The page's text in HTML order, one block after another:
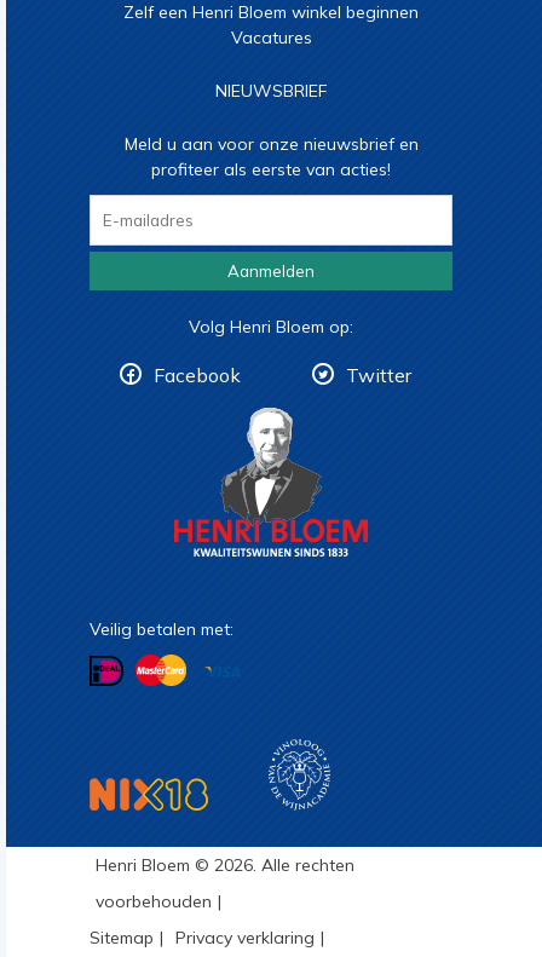
Zelf een Henri Bloem winkel beginnen
Vacatures
NIEUWSBRIEF
Meld u aan voor onze nieuwsbrief en
profiteer als eerste van acties!
Aanmelden
Volg Henri Bloem op:
Facebook Twitter
Veilig betalen met:
Henri Bloem © 2026. Alle rechten
voorbehouden
Sitemap
Privacy verklaring